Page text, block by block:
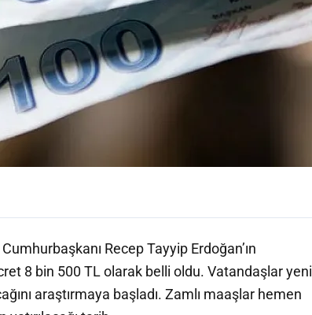
Recep Tayyip Erdoğan’ın
8 bin 500 TL olarak belli oldu. Vatandaşlar yeni
araştırmaya başladı. Zamlı maaşlar hemen